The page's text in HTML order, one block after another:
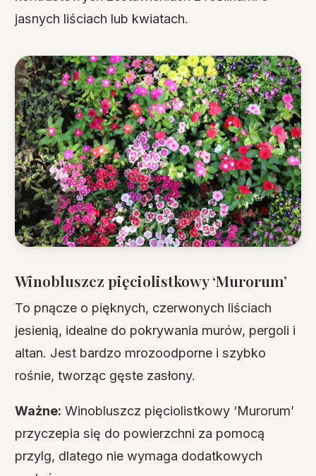
jasnych liściach lub kwiatach.
Winobluszcz pięciolistkowy ‘Murorum’
To pnącze o pięknych, czerwonych liściach
jesienią, idealne do pokrywania murów, pergoli i
altan. Jest bardzo mrozoodporne i szybko
rośnie, tworząc gęste zasłony.
Ważne: Winobluszcz pięciolistkowy ‘Murorum’
przyczepia się do powierzchni za pomocą
przylg, dlatego nie wymaga dodatkowych